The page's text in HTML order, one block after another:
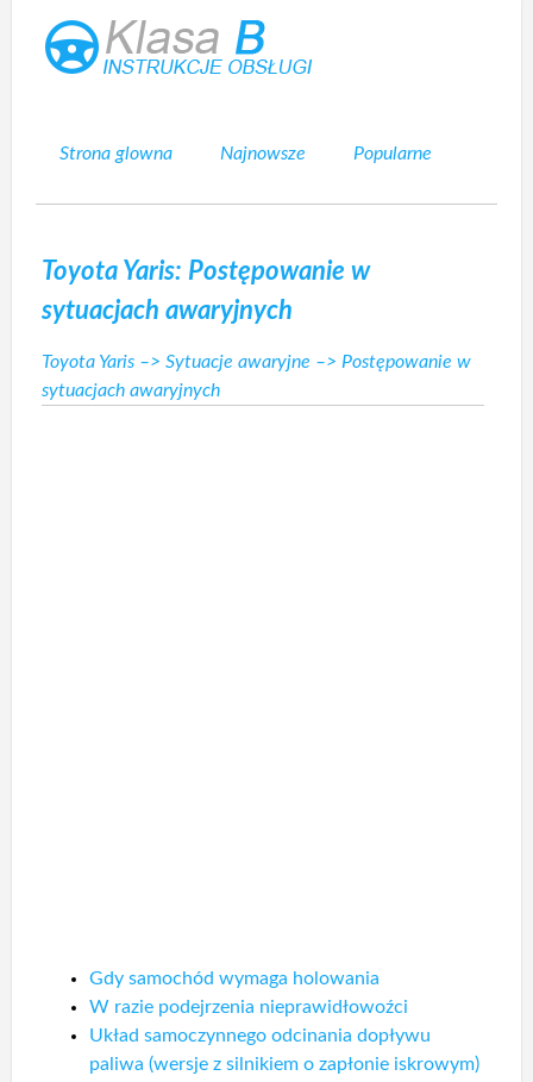
Strona glowna Najnowsze Popularne
Toyota Yaris: Postępowanie w
sytuacjach awaryjnych
Toyota Yaris –> Sytuacje awaryjne –> Postępowanie w
sytuacjach awaryjnych
Gdy samochód wymaga holowania
W razie podejrzenia nieprawidłowoźci
Układ samoczynnego odcinania dopływu
paliwa (wersje z silnikiem o zapłonie iskrowym)